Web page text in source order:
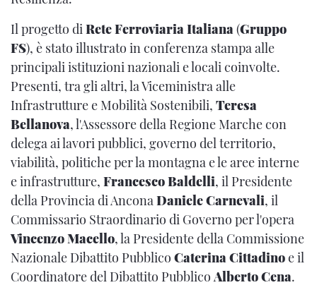
Il progetto diRete Ferroviaria Italiana(Gruppo
FS), è stato illustrato in conferenza stampa alle
principali istituzioni nazionali e locali coinvolte.
Presenti, tra gli altri, la Viceministra alle
Infrastrutture e Mobilità Sostenibili, Teresa
Bellanova, l'Assessore della Regione Marche con
delega ai lavori pubblici, governo del territorio,
viabilità, politiche per la montagna e le aree interne
e infrastrutture, Francesco Baldelli, il Presidente
della Provincia di AnconaDaniele Carnevali, il
Commissario Straordinario di Governo per l'opera
Vincenzo Macello, la Presidente della Commissione
Nazionale Dibattito Pubblico Caterina Cittadinoe il
Coordinatore del Dibattito PubblicoAlberto Cena.